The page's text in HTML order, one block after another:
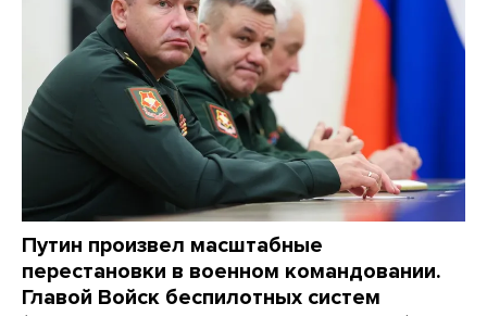
Путин произвел масштабные
перестановки в военном командовании.
Главой Войск беспилотных систем